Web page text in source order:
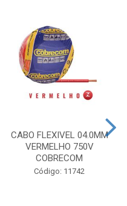
CABO FLEXIVEL 04.0MM
VERMELHO 750V
COBRECOM
Código: 11742